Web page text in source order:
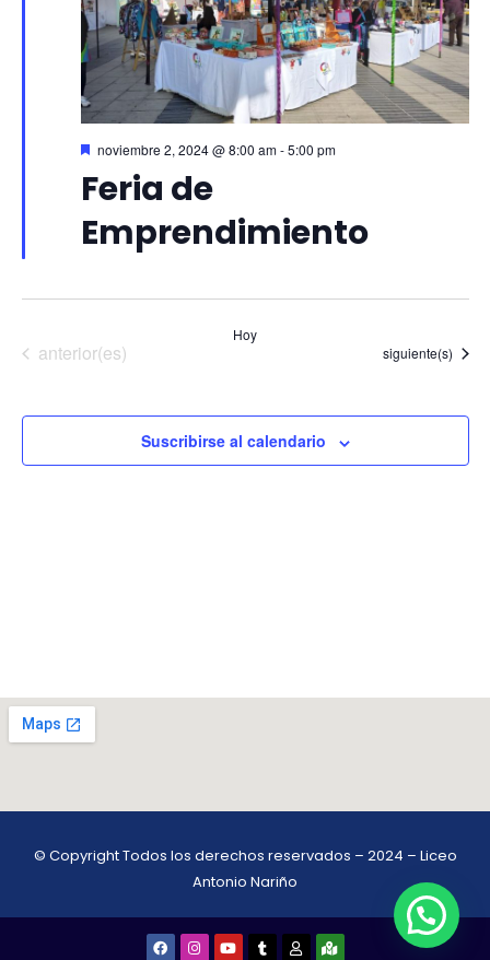
Destacado
noviembre 2, 2024 @ 8:00 am-5:00 pm
Feria de
Emprendimiento
Eventos
anterior(es)
Hoy
Eventos
siguiente(s)
Suscribirse al calendario
© Copyright Todos los derechos reservados – 2024 – Liceo
Antonio Nariño